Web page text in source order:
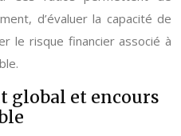
d’évaluer la capacité de
le risque financier associé à
global et encours